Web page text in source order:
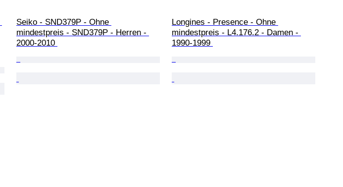
Seiko - SND379P - Ohne
mindestpreis - SND379P - Herren -
2000-2010
Longines - Presence - Ohne
mindestpreis - L4.176.2 - Damen -
1990-1999